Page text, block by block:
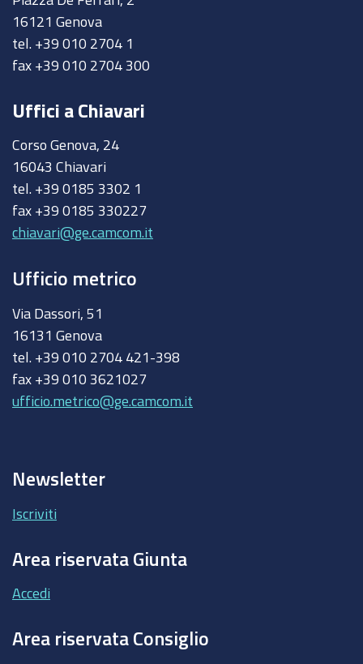
16121 Genova
tel. +39 010 2704 1
fax +39 010 2704 300
Uffici a Chiavari
Corso Genova, 24
16043 Chiavari
tel. +39 0185 3302 1
fax +39 0185 330227
chiavari@ge.camcom.it
Ufficio metrico
Via Dassori, 51
16131 Genova
tel. +39 010 2704 421-398
fax +39 010 3621027
ufficio.metrico@ge.camcom.it
Newsletter
Iscriviti
Area riservata Giunta
Accedi
Area riservata Consiglio